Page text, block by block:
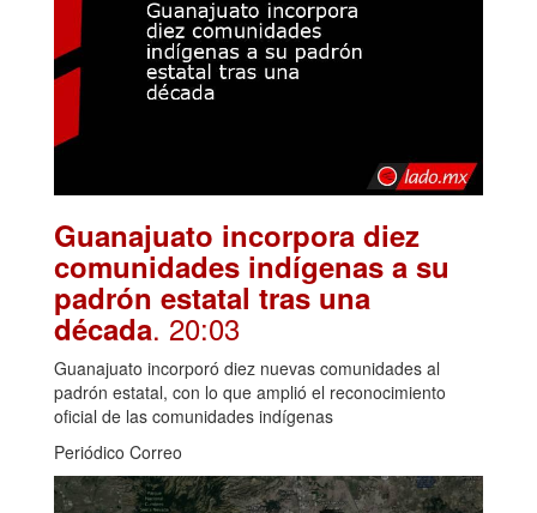
Guanajuato incorpora diez
comunidades indígenas a su
padrón estatal tras una
década. 20:03
Guanajuato incorporó diez nuevas comunidades al
padrón estatal, con lo que amplió el reconocimiento
oficial de las comunidades indígenas
Periódico Correo